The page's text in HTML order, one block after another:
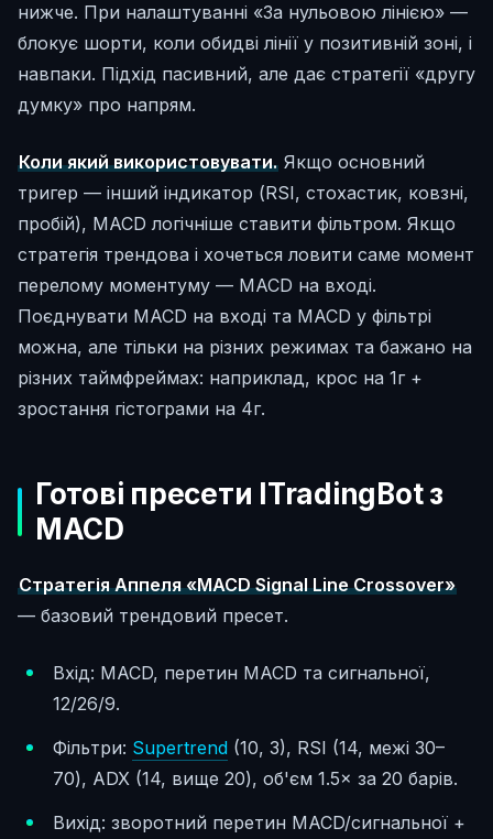
нижче. При налаштуванні «За нульовою лінією» —
блокує шорти, коли обидві лінії у позитивній зоні, і
навпаки. Підхід пасивний, але дає стратегії «другу
думку» про напрям.
Коли який використовувати.Якщо основний
тригер — інший індикатор (RSI, стохастик, ковзні,
пробій), MACD логічніше ставити фільтром. Якщо
стратегія трендова і хочеться ловити саме момент
перелому моментуму — MACD на вході.
Поєднувати MACD на вході та MACD у фільтрі
можна, але тільки на різних режимах та бажано на
різних таймфреймах: наприклад, крос на 1г +
зростання гістограми на 4г.
Готові пресети ITradingBot з
MACD
Стратегія Аппеля «MACD Signal Line Crossover»
— базовий трендовий пресет.
Вхід: MACD, перетин MACD та сигнальної,
12/26/9.
Фільтри: Supertrend (10, 3), RSI (14, межі 30–
70), ADX (14, вище 20), об'єм 1.5× за 20 барів.
Вихід: зворотний перетин MACD/сигнальної +